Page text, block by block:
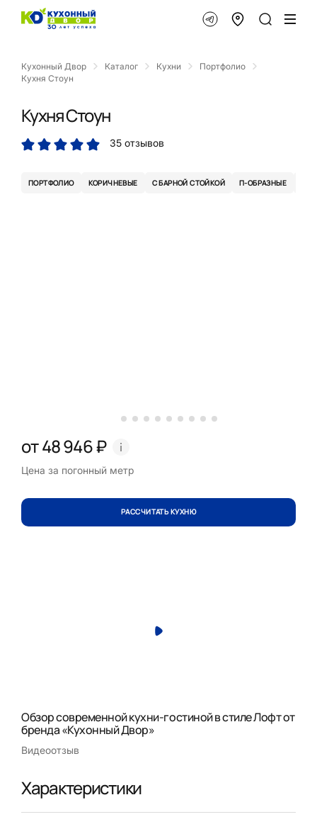
Кухонный Двор Каталог Кухни
Портфолио
Кухня Стоун
Кухня Стоун
35 отзывов
ПОРТФОЛИО КОРИЧНЕВЫЕ С БАРНОЙ СТОЙКОЙ П-ОБРАЗНЫЕ
от 48 946 ₽
Цена за погонный метр
РАССЧИТАТЬ КУХНЮ
Обзор современной кухни-гостиной в стиле Лофт от
бренда «Кухонный Двор»
Видеоотзыв
Характеристики